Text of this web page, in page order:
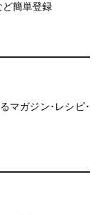
ど簡単登録
マガジン･レシピ･